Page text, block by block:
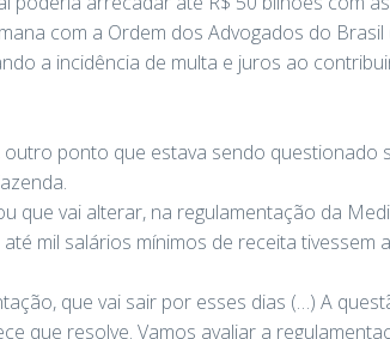
com a Ordem dos Advogados do
a incidência de multa e juros ao
ponto que estava sendo questionado
que vai alterar, na regulamentação da
mil salários mínimos de receita tivessem
que vai sair por esses dias (…) A
que resolve. Vamos avaliar a